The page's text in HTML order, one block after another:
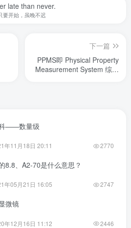
late than never.
要开始，虽晚不迟
下一篇
PPMS即 Physical Property
Measurement System 综合
——数量级
年11月18日 20:11 2770
8.8、A2-70是什么意思？
年05月21日 16:05 2747
微镜
年12月16日 11:12 2446